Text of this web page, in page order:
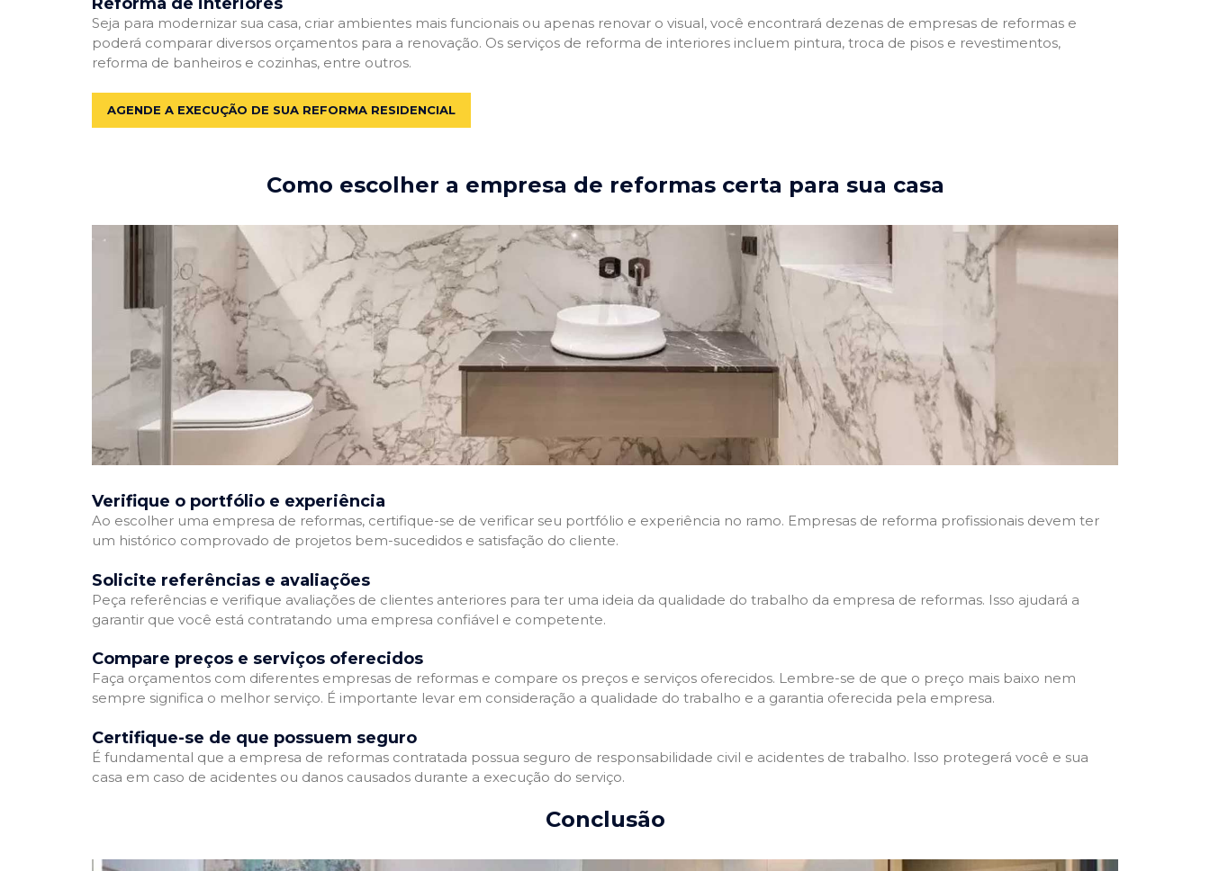
Seja para modernizar sua casa, criar ambientes mais funcionais ou apenas renovar o visual, você encontrará dezenas de empresas de reformas e
poderá comparar diversos orçamentos para a renovação. Os serviços de reforma de interiores incluem pintura, troca de pisos e revestimentos,
reforma de banheiros e cozinhas, entre outros.
AGENDE A EXECUÇÃO DE SUA REFORMA RESIDENCIAL
Como escolher a empresa de reformas certa para sua casa
Verifique o portfólio e experiência
Ao escolher uma empresa de reformas, certifique-se de verificar seu portfólio e experiência no ramo. Empresas de reforma profissionais devem ter
um histórico comprovado de projetos bem-sucedidos e satisfação do cliente.
Solicite referências e avaliações
Peça referências e verifique avaliações de clientes anteriores para ter uma ideia da qualidade do trabalho da empresa de reformas. Isso ajudará a
garantir que você está contratando uma empresa confiável e competente.
Compare preços e serviços oferecidos
Faça orçamentos com diferentes empresas de reformas e compare os preços e serviços oferecidos. Lembre-se de que o preço mais baixo nem
sempre significa o melhor serviço. É importante levar em consideração a qualidade do trabalho e a garantia oferecida pela empresa.
Certifique-se de que possuem seguro
É fundamental que a empresa de reformas contratada possua seguro de responsabilidade civil e acidentes de trabalho. Isso protegerá você e sua
casa em caso de acidentes ou danos causados durante a execução do serviço.
Conclusão